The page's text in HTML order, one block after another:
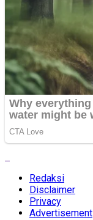
Redaksi
Disclaimer
Privacy
Advertisement